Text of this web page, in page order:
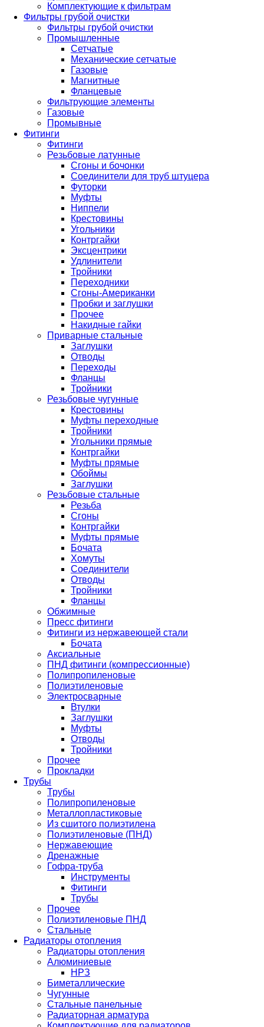
Комплектующие к фильтрам
Фильтры грубой очистки
Фильтры грубой очистки
Промышленные
Сетчатые
Механические сетчатые
Газовые
Магнитные
Фланцевые
Фильтрующие элементы
Газовые
Промывные
Фитинги
Фитинги
Резьбовые латунные
Сгоны и бочонки
Соединители для труб штуцера
Футорки
Муфты
Ниппели
Крестовины
Угольники
Контргайки
Эксцентрики
Удлинители
Тройники
Переходники
Сгоны-Американки
Пробки и заглушки
Прочее
Накидные гайки
Приварные стальные
Заглушки
Отводы
Переходы
Фланцы
Тройники
Резьбовые чугунные
Крестовины
Муфты переходные
Тройники
Угольники прямые
Контргайки
Муфты прямые
Обоймы
Заглушки
Резьбовые стальные
Резьба
Сгоны
Контргайки
Муфты прямые
Бочата
Хомуты
Соединители
Отводы
Тройники
Фланцы
Обжимные
Пресс фитинги
Фитинги из нержавеющей стали
Бочата
Аксиальные
ПНД фитинги (компрессионные)
Полипропиленовые
Полиэтиленовые
Электросварные
Втулки
Заглушки
Муфты
Отводы
Тройники
Прочее
Прокладки
Трубы
Трубы
Полипропиленовые
Металлопластиковые
Из сшитого полиэтилена
Полиэтиленовые (ПНД)
Нержавеющие
Дренажные
Гофра-труба
Инструменты
Фитинги
Трубы
Прочее
Полиэтиленовые ПНД
Стальные
Радиаторы отопления
Радиаторы отопления
Алюминиевые
НРЗ
Биметаллические
Чугунные
Стальные панельные
Радиаторная арматура